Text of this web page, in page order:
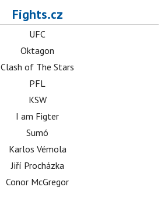
Fights.cz
UFC
Oktagon
Clash of The Stars
PFL
KSW
I am Figter
Sumó
Karlos Vémola
Jiří Procházka
Conor McGregor